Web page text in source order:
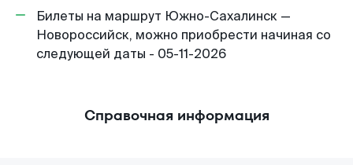
Билеты на маршрут Южно-Сахалинск —
Новороссийск, можно приобрести начиная со
следующей даты - 05-11-2026
Справочная информация